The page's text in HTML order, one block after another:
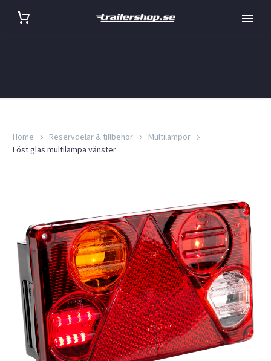
Home Reservdelar & tillbehör
Multilampor
Löst glas multilampa vänster